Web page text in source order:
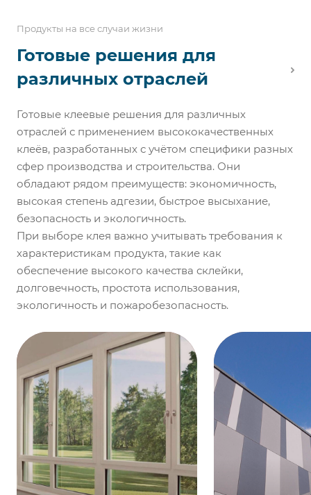
Продукты на все случаи жизни
Готовые решения для
различных отраслей
Готовые клеевые решения для различных
отраслей с применением высококачественных
клеёв, разработанных с учётом специфики разных
сфер производства и строительства. Они
обладают рядом преимуществ: экономичность,
высокая степень адгезии, быстрое высыхание,
безопасность и экологичность.
При выборе клея важно учитывать требования к
характеристикам продукта, такие как
обеспечение высокого качества склейки,
долговечность, простота использования,
экологичность и пожаробезопасность.